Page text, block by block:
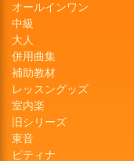
オールインワン
中級
大人
併用曲集
補助教材
レッスングッズ
室内楽
旧シリーズ
東音
ピティナ